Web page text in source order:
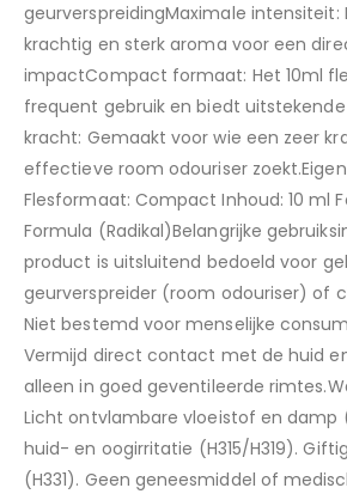
geurverspreidingMaximale
krachtig en sterk aroma voor een
impactCompact formaat: Het 10ml
frequent gebruik en biedt uitstekende
kracht: Gemaakt voor wie een zeer
effectieve room odouriser
Flesformaat: Compact Inhoud: 10 ml
Formula (Radikal)Belangrijke
product is uitsluitend bedoeld voor
geurverspreider (room odouriser) of
Niet bestemd voor menselijke
Vermijd direct contact met de huid
alleen in goed geventileerde
Licht ontvlambare vloeistof en damp
huid- en oogirritatie (H315/H319).
(H331). Geen geneesmiddel of